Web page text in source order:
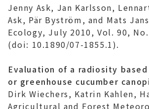
Jenny Ask, Jan Karlsson,
Ask, Pär Byström, and Mats
Ecology, July 2010, Vol. 90,
(doi: 10.1890/07-1855.1).
Evaluation of a radiosity
or greenhouse cucumber
Dirk Wiechers, Katrin Kahlen,
Agricultural and Forest